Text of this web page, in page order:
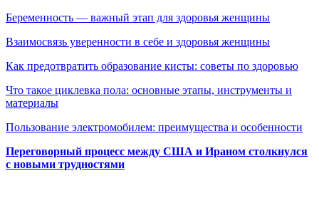
Беременность — важный этап для здоровья женщины
Взаимосвязь уверенности в себе и здоровья женщины
Как предотвратить образование кисты: советы по здоровью
Что такое циклевка пола: основные этапы, инструменты и
материалы
Пользование электромобилем: преимущества и особенности
Переговорный процесс между США и Ираном столкнулся
с новыми трудностями